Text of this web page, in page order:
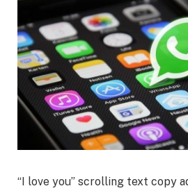
“I love you” scrolling text copy